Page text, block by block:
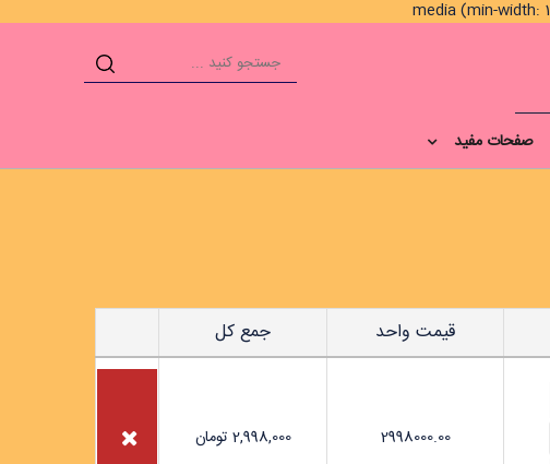
صفحات مفید
قیمت واحد جمع کل
2998000.00
2,998,000 تومان